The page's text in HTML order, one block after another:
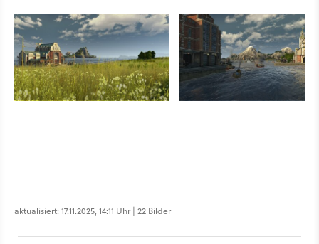
aktualisiert: 17.11.2025, 14:11 Uhr | 22 Bilder